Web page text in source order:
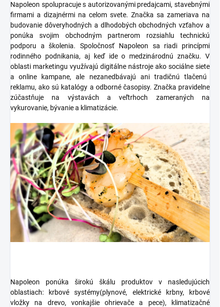
Napoleon spolupracuje s autorizovanými predajcami, stavebnými
firmami a dizajnérmi na celom svete. Značka sa zameriava na
budovanie dôveryhodných a dlhodobých obchodných vzťahov a
ponúka svojim obchodným partnerom rozsiahlu technickú
podporu a školenia. Spoločnosť Napoleon sa riadi princípmi
rodinného podnikania, aj keď ide o medzinárodnú značku. V
oblasti marketingu využívajú digitálne nástroje ako sociálne siete
a online kampane, ale nezanedbávajú ani tradičnú tlačenú
reklamu, ako sú katalógy a odborné časopisy. Značka pravidelne
zúčastňuje na výstavách a veľtrhoch zameraných na
vykurovanie, bývanie a klimatizácie.
Napoleon ponúka širokú škálu produktov v nasledujúcich
oblastiach:
krbové systémy(plynové, elektrické krbny, krbové
vložky na drevo, vonkajšie ohrievače a pece),
klimatizačné